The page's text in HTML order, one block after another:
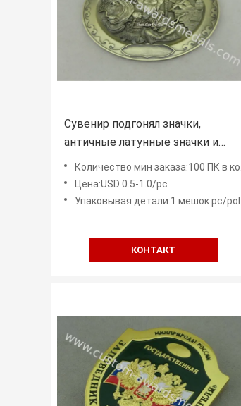
Сувенир подгонял значки,
античные латунные значки и
заплаты одежд металла заливки
формы 3Д
Количество мин заказа:100 ПК в конструкцию
Цена:USD 0.5-1.0/pc
Упаковывая детали:1 мешок pc/poly, мешок середины 50 ПК
КОНТАКТ